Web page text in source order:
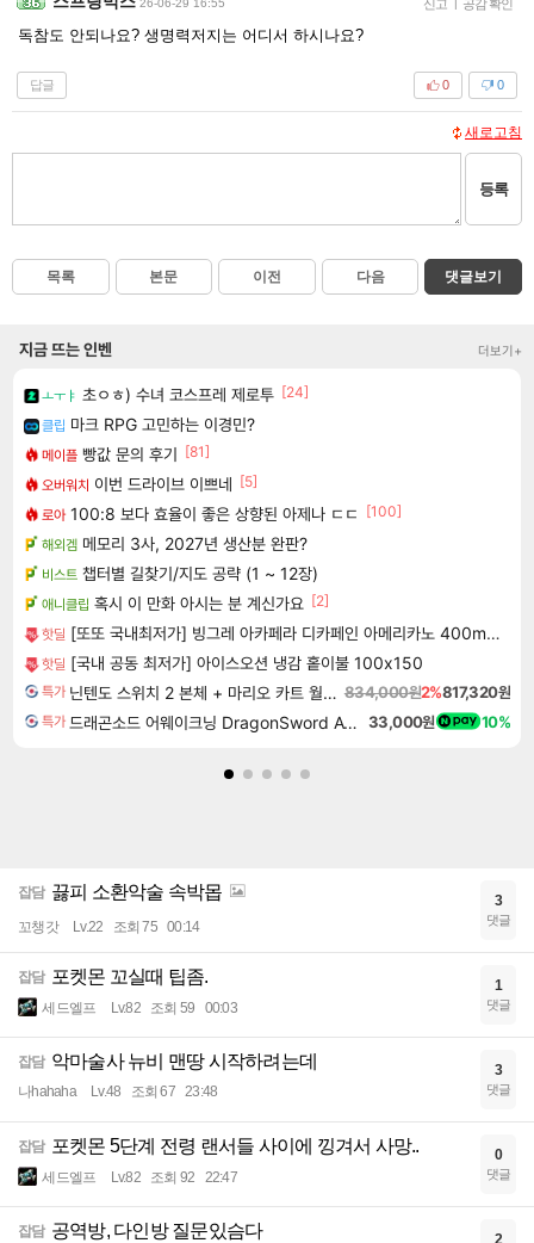
신고 공감 확인
독참도 안되나요? 생명력저지는 어디서 하시나요?
답글 0
0
새로고침
등록
목록 본문 이전 다음 댓글보기
지금 뜨는 인벤 더보기+
ㅗㅜㅑ 초ㅇㅎ) 수녀 코스프레 제로투 [24]
클립 마크 RPG 고민하는 이경민?
메이플 빵값 문의 후기 [81]
오버워치 이번 드라이브 이쁘네 [5]
로아 100:8 보다 효율이 좋은 상향된 아제나 ㄷㄷ [100]
해외겜 메모리 3사, 2027년 생산분 완판?
비스트 챕터별 길찾기/지도 공략 (1 ~ 12장)
애니클립 혹시 이 만화 아시는 분 계신가요 [2]
핫딜 [또또 국내최저가] 빙그레 아카페라 디카페인 아메리카노 400ml x 20개
핫딜 [국내 공동 최저가] 아이스오션 냉감 홑이불 100x150
특가 닌텐도 스위치 2 본체 + 마리오 카트 월드 + 포켓몬 포코피아 번들 834,000원2%817,320원
특가 드래곤소드 어웨이크닝 DragonSword Awakening 33,000원 10%
잡담 끓피 소환악술 속박몹
꼬챙갓 Lv.22 조회 75 00:14
3
댓글
잡담 포켓몬 꼬실때 팁좀.
세드엘프 Lv.82 조회 59 00:03
1
댓글
잡담 악마술사 뉴비 맨땅 시작하려는데
나hahaha Lv.48 조회 67 23:48
3
댓글
잡담 포켓몬 5단계 전령 랜서들 사이에 낑겨서 사망..
세드엘프 Lv.82 조회 92 22:47
0
댓글
잡담 공역방, 다인방 질문있슴다 2